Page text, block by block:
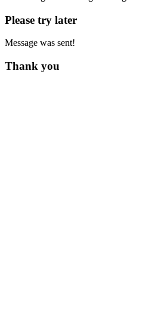
Please try later
Message was sent!
Thank you